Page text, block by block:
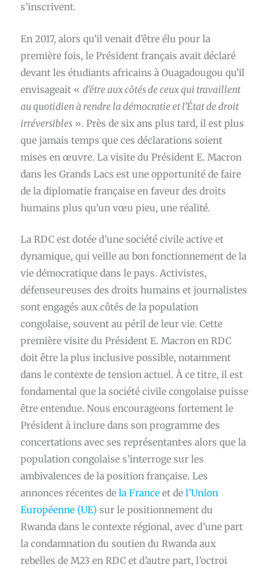
s’inscrivent.
En 2017, alors qu’il venait d’être élu pour la
première fois, le Président français avait déclaré
devant les étudiants africains à Ouagadougou qu’il
envisageait « d’être aux côtés de ceux qui travaillent
au quotidien à rendre la démocratie et l’État de droit
irréversibles». Près de six ans plus tard, il est plus
que jamais temps que ces déclarations soient
mises en œuvre. La visite du Président E. Macron
dans les Grands Lacs est une opportunité de faire
de la diplomatie française en faveur des droits
humains plus qu’un vœu pieu, une réalité.
La RDC est dotée d’une société civile active et
dynamique, qui veille au bon fonctionnement de la
vie démocratique dans le pays. Activistes,
défenseur·euses des droits humains et journalistes
sont engagés aux côtés de la population
congolaise, souvent au péril de leur vie. Cette
première visite du Président E. Macron en RDC
doit être la plus inclusive possible, notamment
dans le contexte de tension actuel. À ce titre, il est
fondamental que la société civile congolaise puisse
être entendue. Nous encourageons fortement le
Président à inclure dans son programme des
concertations avec ses représentant·es alors que la
population congolaise s’interroge sur les
ambivalences de la position française. Les
annonces récentes de la Franceet de l’Union
Européenne (UE) sur le positionnement du
Rwanda dans le contexte régional, avec d’une part
la condamnation du soutien du Rwanda aux
rebelles de M23 en RDC et d’autre part, l’octroi